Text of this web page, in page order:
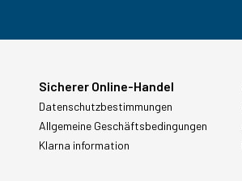
Sicherer Online-Handel
Datenschutzbestimmungen
Allgemeine Geschäftsbedingungen
Klarna information